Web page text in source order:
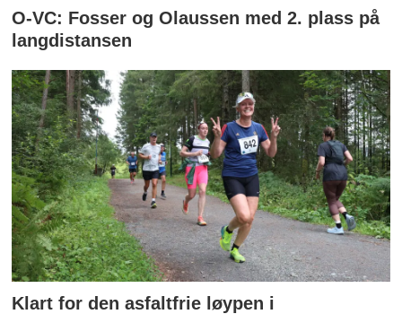
O-VC: Fosser og Olaussen med 2. plass på
langdistansen
Klart for den asfaltfrie løypen i